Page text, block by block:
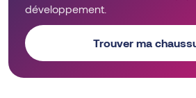
développement.
Trouver ma